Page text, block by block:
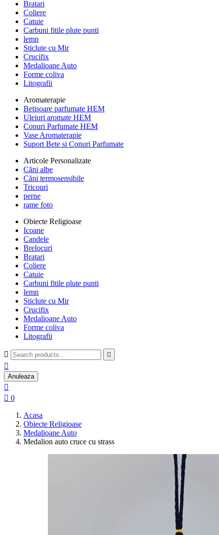
Bratari
Coliere
Catuie
Carbuni fitile plute punti
lemn
Sticlute cu Mir
Crucifix
Medalioane Auto
Forme coliva
Litografii
Aromaterapie
Betisoare parfumate HEM
Uleiuri aromate HEM
Conuri Parfumate HEM
Vase Aromaterapie
Suport Bete si Conuri Parfumate
Articole Personalizate
Căni albe
Căni termosensibile
Tricouri
perne
rame foto
Obiecte Religioase
Icoane
Candele
Brelocuri
Bratari
Coliere
Catuie
Carbuni fitile plute punti
lemn
Sticlute cu Mir
Crucifix
Medalioane Auto
Forme coliva
Litografii
 

Anuleaza

 0
Acasa
Obiecte Religioase
Medalioane Auto
Medalion auto cruce cu strass